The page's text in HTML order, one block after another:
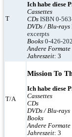
T
Ich habe diese
Cassettes
CDs ISBN 0-
DVDs / Blu-rays
excerpts
Books 0-426-
Andere Formate
Jahreszeit: 3
T/A
Mission To
Ich habe diese
Cassettes
CDs
DVDs / Blu-rays
Books
Andere Formate
Jahreszeit: 3